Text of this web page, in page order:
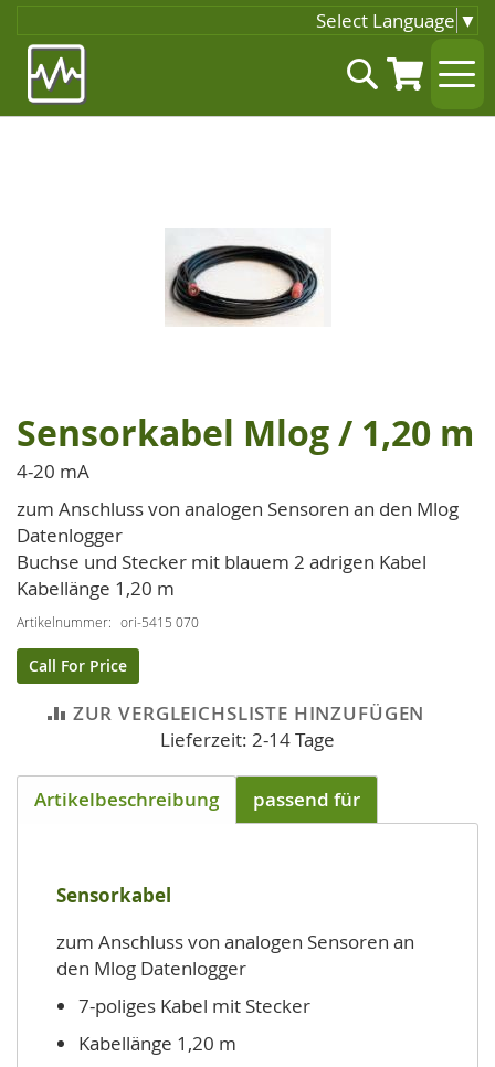
Select Language ▼
Inhalt
springen
Suche
Zum
Anfang
der
Bildgalerie
springen
Sensorkabel Mlog / 1,20 m
4-20 mA
zum Anschluss von analogen Sensoren an den Mlog
Datenlogger
Buchse und Stecker mit blauem 2 adrigen Kabel
Kabellänge 1,20 m
Artikelnummer ori-5415 070
Call For Price
ZUR VERGLEICHSLISTE HINZUFÜGEN
Lieferzeit: 2-14 Tage
Artikelbeschreibung passend für
Sensorkabel
zum Anschluss von analogen Sensoren an
den Mlog Datenlogger
7-poliges Kabel mit Stecker
Kabellänge 1,20 m